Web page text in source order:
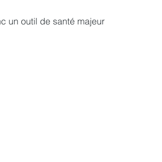
un outil de santé majeur